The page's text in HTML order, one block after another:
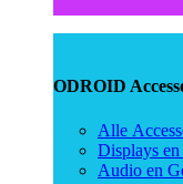
ODROID
Alle
Displays en
Audio en